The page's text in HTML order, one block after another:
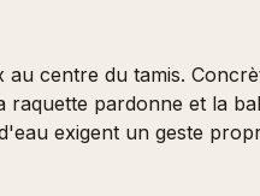
centre du tamis.
pardonne et la
exigent un geste